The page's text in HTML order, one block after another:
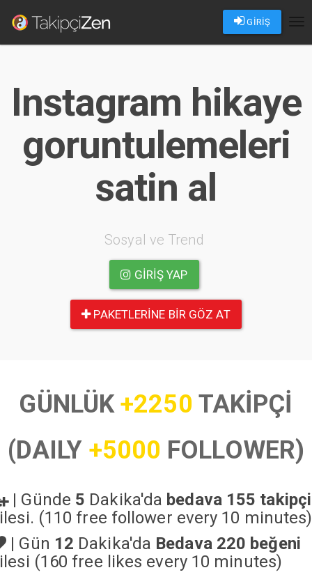
GİRİŞ
Instagram hikaye
goruntulemeleri
satin al
Sosyal ve Trend
GIRIŞ YAP
PAKETLERINE BIR GÖZ AT
GÜNLÜK+2250 TAKİPÇİ
(DAILY +5000 FOLLOWER)
| Günde 5 Dakika'da bedava 155 takipçi
(110 free follower every 10 minutes)
| Gün 12 Dakika'da Bedava 220 beğeni
(160 free likes every 10 minutes)